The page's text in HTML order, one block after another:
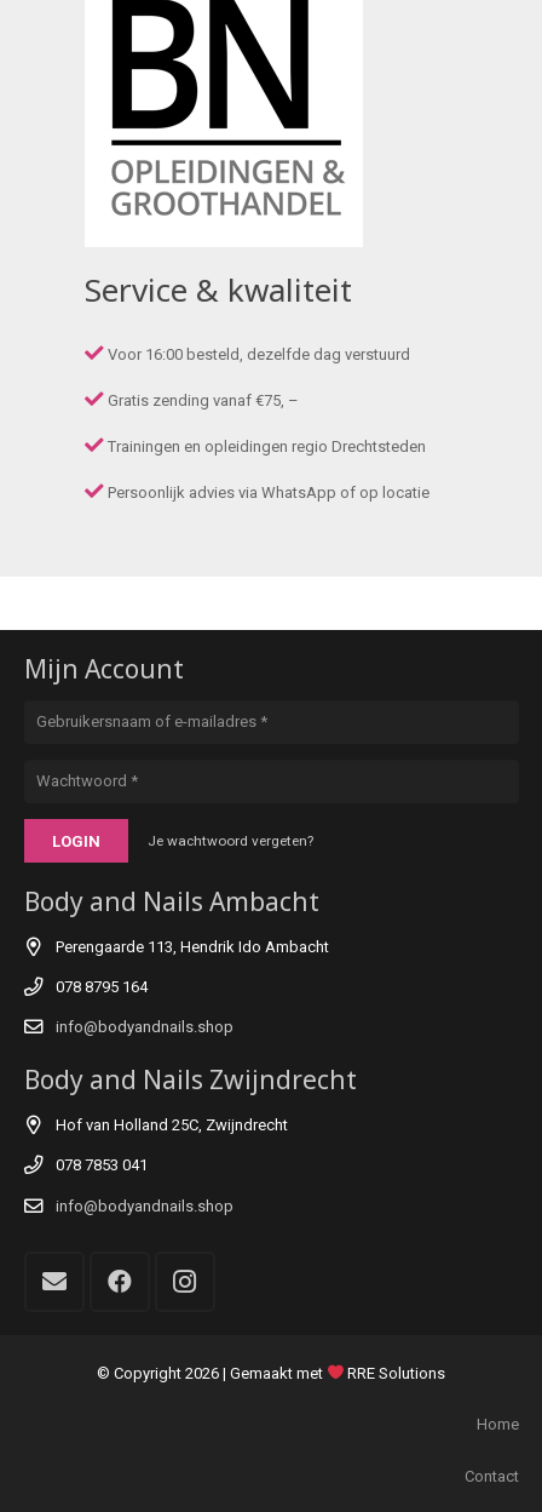
Service & kwaliteit
Voor 16:00 besteld, dezelfde dag verstuurd
Gratis zending vanaf €75, –
Trainingen en opleidingen regio Drechtsteden
Persoonlijk advies via WhatsApp of op locatie
Mijn Account
LOGIN Je wachtwoord vergeten?
Body and Nails Ambacht
Perengaarde 113, Hendrik Ido Ambacht
078 8795 164
info@bodyandnails.shop
Body and Nails Zwijndrecht
Hof van Holland 25C, Zwijndrecht
078 7853 041
info@bodyandnails.shop
© Copyright 2026 | Gemaakt met RRE Solutions
Home
Contact